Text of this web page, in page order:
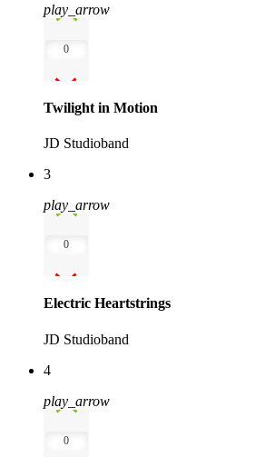
play_arrow
0
Twilight in Motion
JD Studioband
3
play_arrow
0
Electric Heartstrings
JD Studioband
4
play_arrow
0